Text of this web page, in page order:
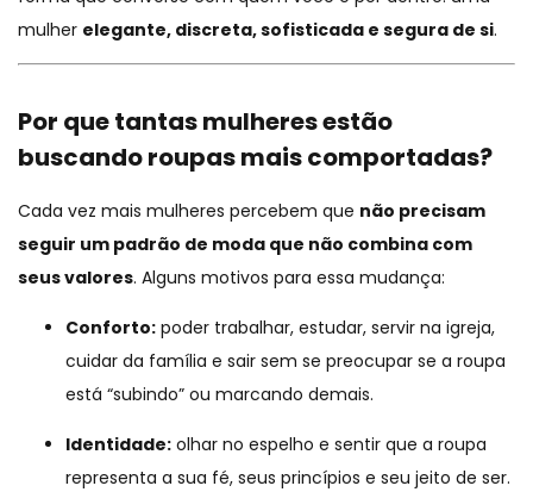
mulher elegante, discreta, sofisticada e segura de si.
Por que tantas mulheres estão
buscando roupas mais comportadas?
Cada vez mais mulheres percebem que não precisam
seguir um padrão de moda que não combina com
seus valores. Alguns motivos para essa mudança:
Conforto: poder trabalhar, estudar, servir na igreja,
cuidar da família e sair sem se preocupar se a roupa
está “subindo” ou marcando demais.
Identidade: olhar no espelho e sentir que a roupa
representa a sua fé, seus princípios e seu jeito de ser.